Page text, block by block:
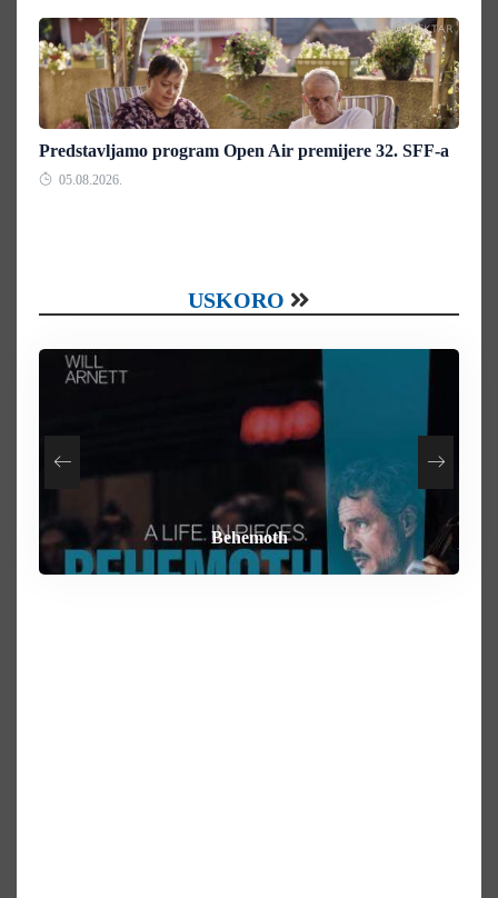
Predstavljamo program Open Air premijere 32. SFF-a
05.08.2026.
USKORO
Heart of the Beast
Behemoth
How To Rob A Bank
By Any Means